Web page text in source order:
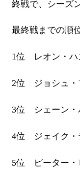
終戦で、シーズ
最終戦までの順
1位 レオン
2位 ジョシュ
3位 シェー
4位 ジェイク
5位 ピーター